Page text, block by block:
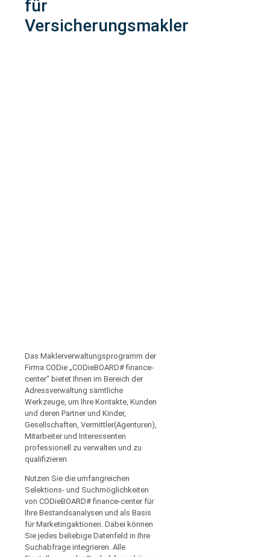
für
Versicherungsmakler
Das Maklerverwaltungsprogramm der
Firma CODie „CODieBOARD# finance-
center“ bietet Ihnen im Bereich der
Adressverwaltung sämtliche
Werkzeuge, um Ihre Kontakte, Kunden
und deren Partner und Kinder,
Gesellschaften, Vermittler(Agenturen),
Mitarbeiter und Interessenten
professionell zu verwalten und zu
qualifizieren.
Nutzen Sie die umfangreichen
Selektions- und Suchmöglichkeiten
von CODieBOARD# finance-center für
Ihre Bestandsanalysen und als Basis
für Marketingaktionen. Dabei können
Sie jedes beliebige Datenfeld in Ihre
Suchabfrage integrieren. Alle